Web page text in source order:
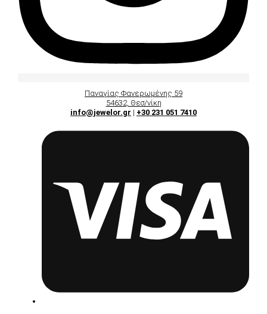
Παναγίας Φανερωμένης 59
54632, Θεσ/νίκη
info@jewelor.gr | +30 231 051 7410